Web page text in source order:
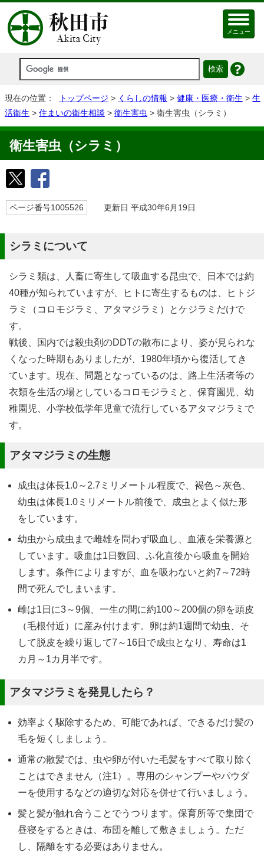
メニュー
現在の位置： トップページ > くらしの情報 > 健康・医療・衛生 > 生
活衛生 > 住まいの衛生相談 > 衛生害虫 > 衛生害虫（シラミ）
衛生害虫（シラミ）
ページ番号1005526 更新日 平成30年6月19日
シラミについて
シラミ類は、人畜に寄生して吸血する昆虫で、日本では約
40種が知られていますが、ヒトに寄生するものは、ヒトジ
ラミ（コロモジラミ、アタマジラミ）とケジラミだけで
す。
戦後、国内では殺虫剤のDDTの散布により、姿が見られな
くなった時期もありましたが、1980年頃から復活してき
ています。現在、問題となっているのは、路上生活者等の
衣類を生活の場としているコロモジラミと、保育園児、幼
稚園児、小学校低学年児童で流行しているアタマジラミで
す。
アタマジラミの生態
成虫は体長1.0～2.7ミリメートル程度で、褐色～灰色、
幼虫は体長1.0ミリメートル前後で、成虫とよく似た形
をしています。
幼虫から成虫まで雌雄を問わず吸血し、血液を栄養源と
しています。吸血は1日数回、ふ化直後から吸血を開始
します。条件によりますが、血を吸わないと約7～72時
間で死んでしまいます。
雌は1日に3～9個、一生の間に約100～200個の卵を頭皮
（毛根付近）に産み付けます。卵は約1週間で幼虫、そ
して脱皮を繰り返して7～16日で成虫となり、寿命は1
カ月～1カ月半です。
アタマジラミを発見したら？
効率よく駆除するため、可能であれば、できるだけ髪の
毛を短くしましょう。
通常の散髪では、虫や卵が付いた毛髪をすべて取り除く
ことはできません（注1）。専用のシャンプーやパウダ
ーを使用するなどの適切な対応を併せて行いましょう。
髪と髪が触れ合うことでうつります。保育所等で集団で
昼寝をするときは、布団を離して敷きましょう。ただ
し、隔離をする必要はありません。